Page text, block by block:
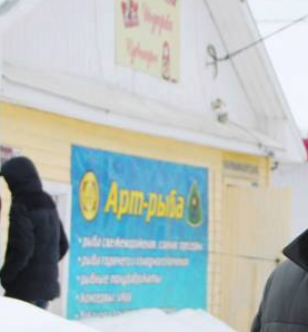
Комитеты График приема
городской Думы Фотохроника
вопросу газификации микрорайона Прилуки